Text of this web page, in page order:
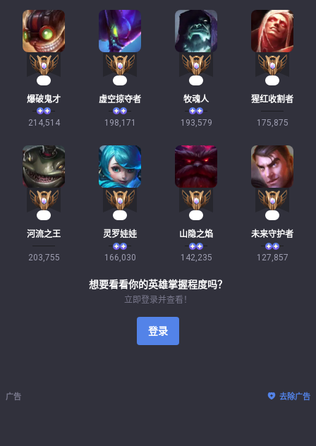
爆破鬼才
214,514
虚空掠夺者
198,171
牧魂人
193,579
猩红收割者
175,875
河流之王
203,755
灵罗娃娃
166,030
山隐之焰
142,235
未来守护者
127,857
想要看看你的英雄掌握程度吗？
立即登录并查看！
登录
广告 去除广告